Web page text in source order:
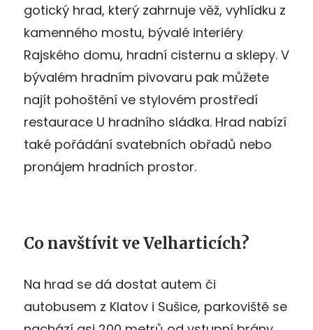
gotický hrad, který zahrnuje věž, vyhlídku z
kamenného mostu, bývalé interiéry
Rajského domu, hradní cisternu a sklepy. V
bývalém hradním pivovaru pak můžete
najít pohoštění ve stylovém prostředí
restaurace U hradního sládka. Hrad nabízí
také pořádání svatebních obřadů nebo
pronájem hradních prostor.
Co navštívit ve Velharticích?
Na hrad se dá dostat autem či
autobusem z Klatov i Sušice, parkoviště se